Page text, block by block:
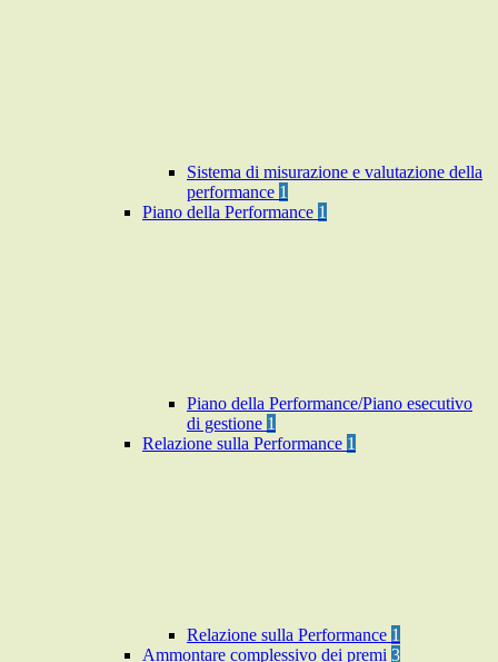
Sistema di misurazione e valutazione della
performance 1
Piano della Performance 1
Piano della Performance/Piano esecutivo
di gestione 1
Relazione sulla Performance 1
Relazione sulla Performance 1
Ammontare complessivo dei premi 3